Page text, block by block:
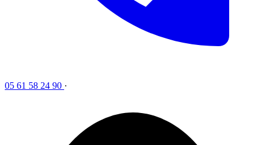
05 61 58 24 90 ·